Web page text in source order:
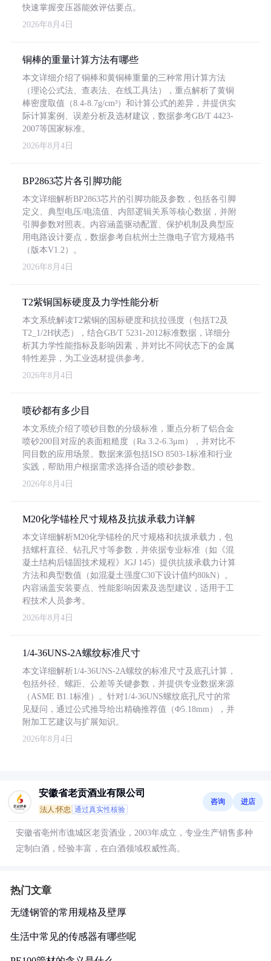
快速掌握变压器能效评估要点。
2026年8月4日
铜棒的重量计算方法有哪些
本文详细介绍了铜棒和黄铜棒重量的三种常用计算方法
（理论公式法、查表法、在线工具法），重点解析了黄铜
棒密度取值（8.4-8.7g/cm³）和计算公式的差异，并提供实
际计算案例、误差分析及选材建议，数据参考GB/T 4423-
2007等国家标准。
2026年8月4日
BP2863芯片各引脚功能
本文详细解析BP2863芯片的引脚功能及参数，包括各引脚
定义、典型电压/电流值、内部逻辑关系等核心数据，并附
引脚参数对照表。内容涵盖驱动配置、保护机制及典型应
用电路设计要点，数据参考自杭州士兰微电子官方规格书
（版本V1.2）。
2026年8月4日
T2紫铜国标硬度及力学性能分析
本文系统解读T2紫铜的国标硬度和抗拉强度（包括T2及
T2_1/2H状态），结合GB/T 5231-2012标准数据，详细分
析其力学性能指标及影响因素，并对比不同状态下的金属
特性差异，为工业选材提供参考。
2026年8月4日
喷砂都有多少目
本文系统介绍了喷砂目数的分级标准，重点分析了铝合金
喷砂200目对应的表面粗糙度（Ra 3.2-6.3μm），并对比不
同目数的应用场景。数据来源包括ISO 8503-1标准和行业
实践，帮助用户根据需求选择合适的喷砂参数。
2026年8月4日
M20化学锚栓尺寸规格及抗拔承载力详解
本文详细解析M20化学锚栓的尺寸规格和抗拔承载力，包
括螺杆直径、钻孔尺寸等参数，并依据专业标准（如《混
凝土结构后锚固技术规程》JGJ 145）提供抗拔承载力计算
方法和典型数值（如混凝土强度C30下设计值约80kN）。
内容涵盖安装要点、性能影响因素及选型建议，适用于工
程技术人员参考。
2026年8月4日
1/4-36UNS-2A螺纹标准尺寸
本文详细解析1/4-36UNS-2A螺纹的标准尺寸及底孔计算，
包括外径、螺距、公差等关键参数，并提供专业数据来源
（ASME B1.1标准）。针对1/4-36UNS螺纹底孔尺寸的常
见疑问，通过公式推导给出精确推荐值（Φ5.18mm），并
附加工艺建议与扩展知识。
2026年8月4日
安徽省老贡酒业有限公司
法人:怀忠 通过真实性核验
咨询 进店
安徽省亳州市谯城区老贡酒业，2003年成立，专业生产销售多种
定制白酒，经验丰富，在白酒领域权威性高。
热门文章
无缝钢管的常用规格及壁厚
生活中常见的传感器有哪些呢